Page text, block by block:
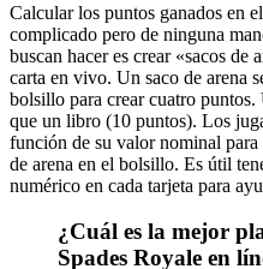
Calcular los puntos ganados en
complicado pero de ninguna
buscan hacer es crear «sacos de
carta en vivo. Un saco de arena
bolsillo para crear cuatro
que un libro (10 puntos). Los
función de su valor nominal
de arena en el bolsillo. Es útil
numérico en cada tarjeta para
¿Cuál es la mejor
Spades Royale en